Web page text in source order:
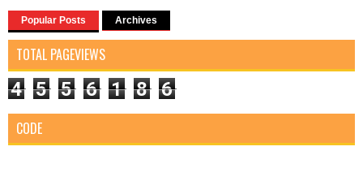
Popular Posts Archives
TOTAL PAGEVIEWS
4 5 5 6 1 8 6
CODE